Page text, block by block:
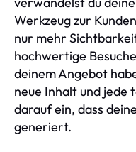
Werkzeug zur
nur mehr
hochwertige
deinem Angebot
neue Inhalt und jede
darauf ein, dass
generiert.